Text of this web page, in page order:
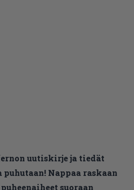
uutiskirje ja tiedät
Nappaa raskaan
suoraan